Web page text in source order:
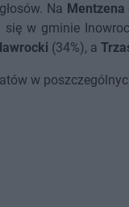
Na Mentzena
w gminie
(34%), a
w